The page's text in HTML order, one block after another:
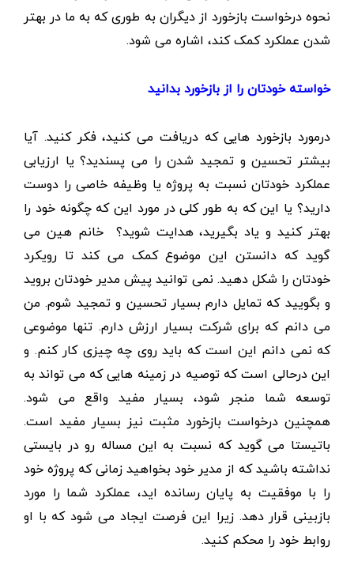
نحوه درخواست بازخورد از دیگران به طوری که به ما در بهتر
شدن عملکرد کمک کند، اشاره می شود.
خواسته خودتان را از بازخوردبدانید
درمورد بازخورد هایی که دریافت می کنید، فکر کنید. آیا
بیشتر تحسین و تمجید شدن را می پسندید؟ یا ارزیابی
عملکرد خودتان نسبت به پروژه یا وظیفه خاصی را دوست
دارید؟ یا این که به طور کلی در مورد این که چگونه خود را
بهتر کنید و یاد بگیرید، هدایت شوید؟ خانم هین می
گوید که دانستن این موضوع کمک می کند تا رویکرد
خودتان را شکل دهید. نمی توانید پیش مدیر خودتان بروید
و بگویید که تمایل دارم بسیار تحسین و تمجید شوم. من
می دانم که برای شرکت بسیار ارزش دارم. تنها موضوعی
که نمی دانم این است که باید روی چه چیزی کار کنم. و
این درحالی است که توصیه در زمینه هایی که می تواند به
توسعه شما منجر شود، بسیار مفید واقع می شود.
همچنین درخواست بازخورد مثبت نیز بسیار مفید است.
باتیستا می گوید که نسبت به این مساله رو در بایستی
نداشته باشید که از مدیر خود بخواهید زمانی که پروژه خود
را با موفقیت به پایان رسانده اید، عملکرد شما را مورد
بازبینی قرار دهد. زیرا این فرصت ایجاد می شود که با او
روابط خود را محکم کنید.